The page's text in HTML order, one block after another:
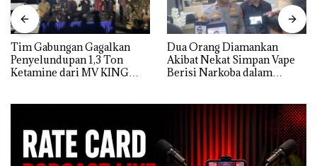
Tim Gabungan Gagalkan
Penyelundupan 1,3 Ton
Ketamine dari MV KING
Dua Orang Diamankan
Akibat Nekat Simpan Vape
Berisi Narkoba dalam